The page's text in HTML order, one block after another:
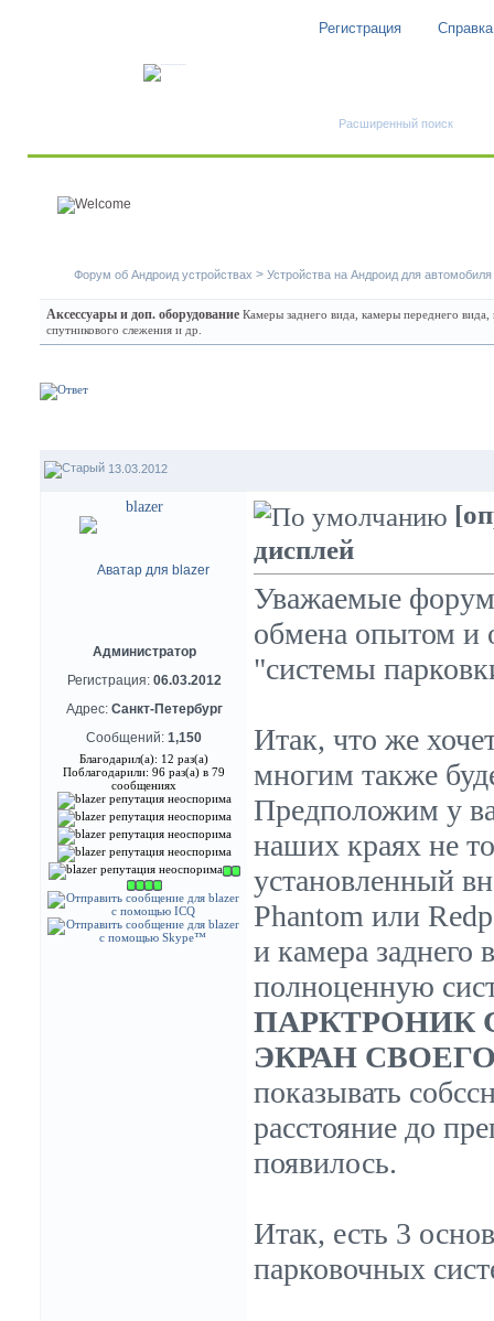
Регистрация Справка
Расширенный поиск
Форум об Андроид устройствах > Устройства на Андроид для автомобиля
Аксессуары и доп. оборудование Камеры заднего вида, камеры переднего
спутникового слежения и др.
13.03.2012
blazer
Администратор
Регистрация: 06.03.2012
Адрес: Санкт-Петербург
Сообщений: 1,150
Благодарил(а): 12 раз(а)
Поблагодарили: 96 раз(а) в 79
сообщениях
дисплей
Уважаемые
обмена опытом и
"системы
Итак, что же
многим также
Предположим у
наших краях не
установленный
Phantom или
и камера заднего
полноценную
ПАРКТРОНИК
ЭКРАН
показывать
расстояние до
появилось.
Итак, есть 3
парковочных